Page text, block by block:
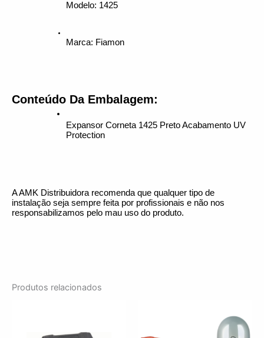
Modelo: 1425
Marca: Fiamon
Conteúdo Da Embalagem:
Expansor Corneta 1425 Preto Acabamento UV
Protection
A AMK Distribuidora recomenda que qualquer tipo de
instalação seja sempre feita por profissionais e não nos
responsabilizamos pelo mau uso do produto.
Produtos relacionados